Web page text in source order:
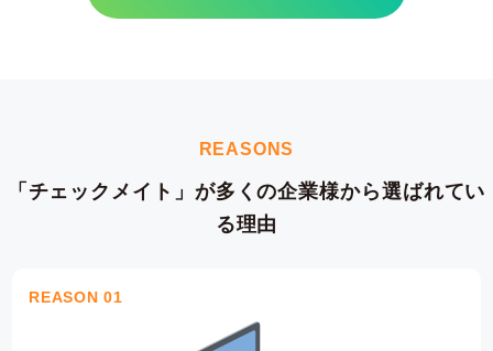
REASONS
「チェックメイト」が多くの企業様から選ばれてい
る理由
REASON 01